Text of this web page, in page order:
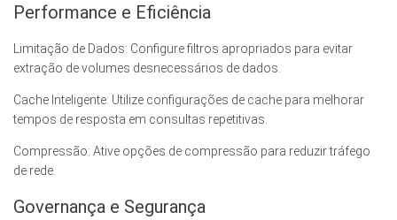
Performance e Eficiência
Limitação de Dados: Configure filtros apropriados para evitar
extração de volumes desnecessários de dados.
Cache Inteligente: Utilize configurações de cache para melhorar
tempos de resposta em consultas repetitivas.
Compressão: Ative opções de compressão para reduzir tráfego
de rede.
Governança e Segurança